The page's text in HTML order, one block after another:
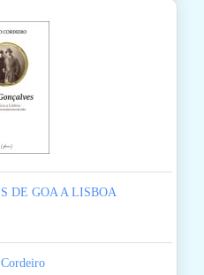
DE GOA A LISBOA